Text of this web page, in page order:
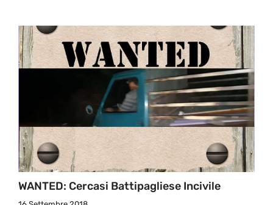
WANTED: Cercasi Battipagliese Incivile